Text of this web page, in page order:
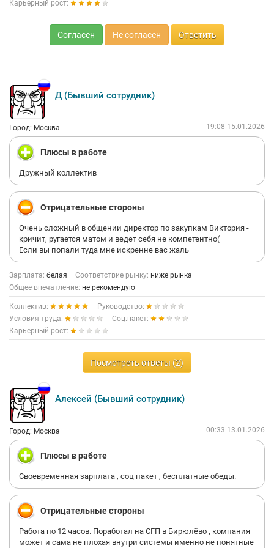
Карьерный рост:
Согласен Не согласен Ответить
Д (Бывший сотрудник)
Город: Москва 19:08 15.01.2026
Плюсы в работе
Дружный коллектив
Отрицательные стороны
Очень сложный в общении директор по закупкам Виктория -
кричит, ругается матом и ведет себя не компетентно(
Если вы попали туда мне искренне вас жаль
Зарплата: белая Соответствие рынку: ниже рынка
Общее впечатление: не рекомендую
Коллектив:
Руководство:
Условия труда:
Соц.пакет:
Карьерный рост:
Посмотреть ответы (2)
Алексей (Бывший сотрудник)
Город: Москва 00:33 13.01.2026
Плюсы в работе
Своевременная зарплата , соц пакет , бесплатные обеды.
Отрицательные стороны
Работа по 12 часов. Поработал на СГП в Бирюлёво , компания
может и сама не плохая внутри системы именно не понятные